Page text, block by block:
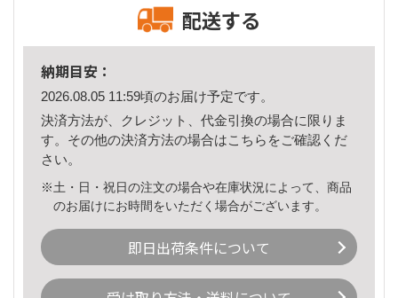
配送する
納期目安：
2026.08.05 11:59頃のお届け予定です。
決済方法が、クレジット、代金引換の場合に限りま
す。その他の決済方法の場合はこちら をご確認くだ
さい。
※土・日・祝日の注文の場合や在庫状況によって、商品
のお届けにお時間をいただく場合がございます。
即日出荷条件について